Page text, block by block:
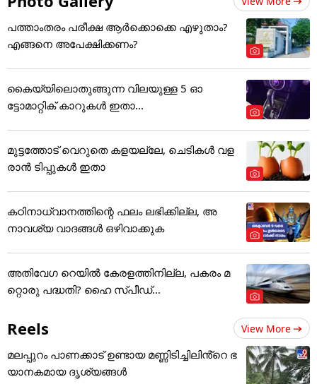
പത്താംതരം പരീക്ഷ ആര്‍ക്കൊക്കെ എഴുതാം?
എങ്ങനെ അപേക്ഷിക്കണം?
കൈയ്യിലൊതുങ്ങുന്ന വിലയുള്ള 5 ഓ
ട്ടോമാറ്റിക് കാറുകൾ ഇതാ...
മുട്ടത്തോട് വെറുതെ കളയല്ലേ, ചെടികൾ വള
രാൻ ടിപ്പുകൾ ഇതാ
കഠിനാധ്വാനത്തിന്റെ ഫലം ലഭിക്കില്ല, അ
നാവശ്യ വാദങ്ങൾ ഒഴിവാക്കുക
അതിവേഗ റെയില്‍ കേരളത്തിനില്ല, പകരം മ
റ്റൊരു പദ്ധതി? ഹൈ സ്പീഡ്...
Reels View More
മലപ്പുറം പാണക്കാട് ഉണ്ടായ മണ്ണിടിച്ചിലിൻ്റെ ഭ
യാനകമായ ദൃശ്യങ്ങൾ